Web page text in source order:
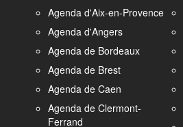
Agenda d'Aix-en-Provence
Agenda d'Angers
Agenda de Bordeaux
Agenda de Brest
Agenda de Caen
Agenda de Clermont-
Ferrand